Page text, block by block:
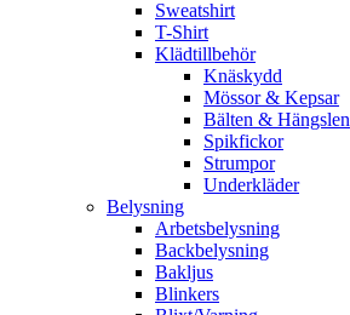
Sweatshirt
T-Shirt
Klädtillbehör
Knäskydd
Mössor & Kepsar
Bälten & Hängslen
Spikfickor
Strumpor
Underkläder
Belysning
Arbetsbelysning
Backbelysning
Bakljus
Blinkers